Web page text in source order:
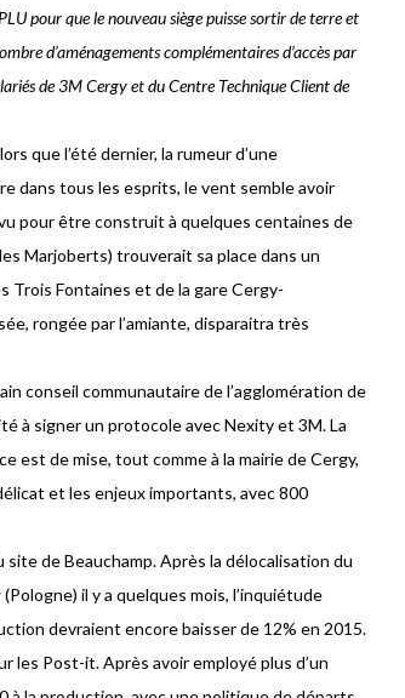
pour que le nouveau siège puisse sortir de terre et
d’aménagements complémentaires d’accès par
de 3M Cergy et du Centre Technique Client de
que l’été dernier, la rumeur d’une
dans tous les esprits, le vent semble avoir
pour être construit à quelques centaines de
Marjoberts) trouverait sa place dans un
Trois Fontaines et de la gare Cergy-
rongée par l’amiante, disparaitra très
conseil communautaire de l’agglomération de
à signer un protocole avec Nexity et 3M. La
est de mise, tout comme à la mairie de Cergy,
et les enjeux importants, avec 800
de Beauchamp. Après la délocalisation du
il y a quelques mois, l’inquiétude
devraient encore baisser de 12% en 2015.
les Post-it. Après avoir employé plus d’un